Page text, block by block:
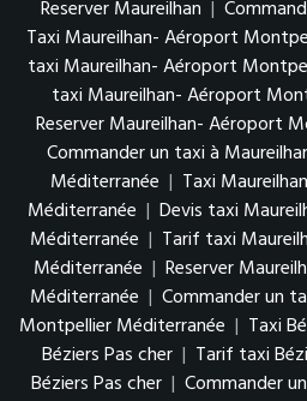
Reserver Maureilhan |
Taxi Maureilhan- Aéroport
taxi Maureilhan- Aéroport
taxi Maureilhan- Aéroport
Reserver Maureilhan- Aéroport
Commander un taxi à
Méditerranée | Taxi
Méditerranée | Devis taxi
Méditerranée | Tarif taxi
Méditerranée | Reserver
Méditerranée | Commander un
Montpellier Méditerranée | Taxi
Béziers Pas cher | Tarif taxi
Béziers Pas cher | Commander